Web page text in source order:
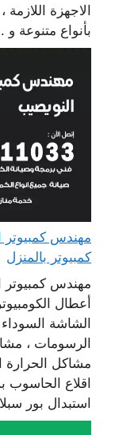
الاجهزة
بأنواع متنوعة و
كمبيوتر بالمنزل
مهندس كمبيوتر
أعطال
الشاشة
الرسومات ،
مشاكل الحرارة
اقلاع الحاسوب
استبدال بور